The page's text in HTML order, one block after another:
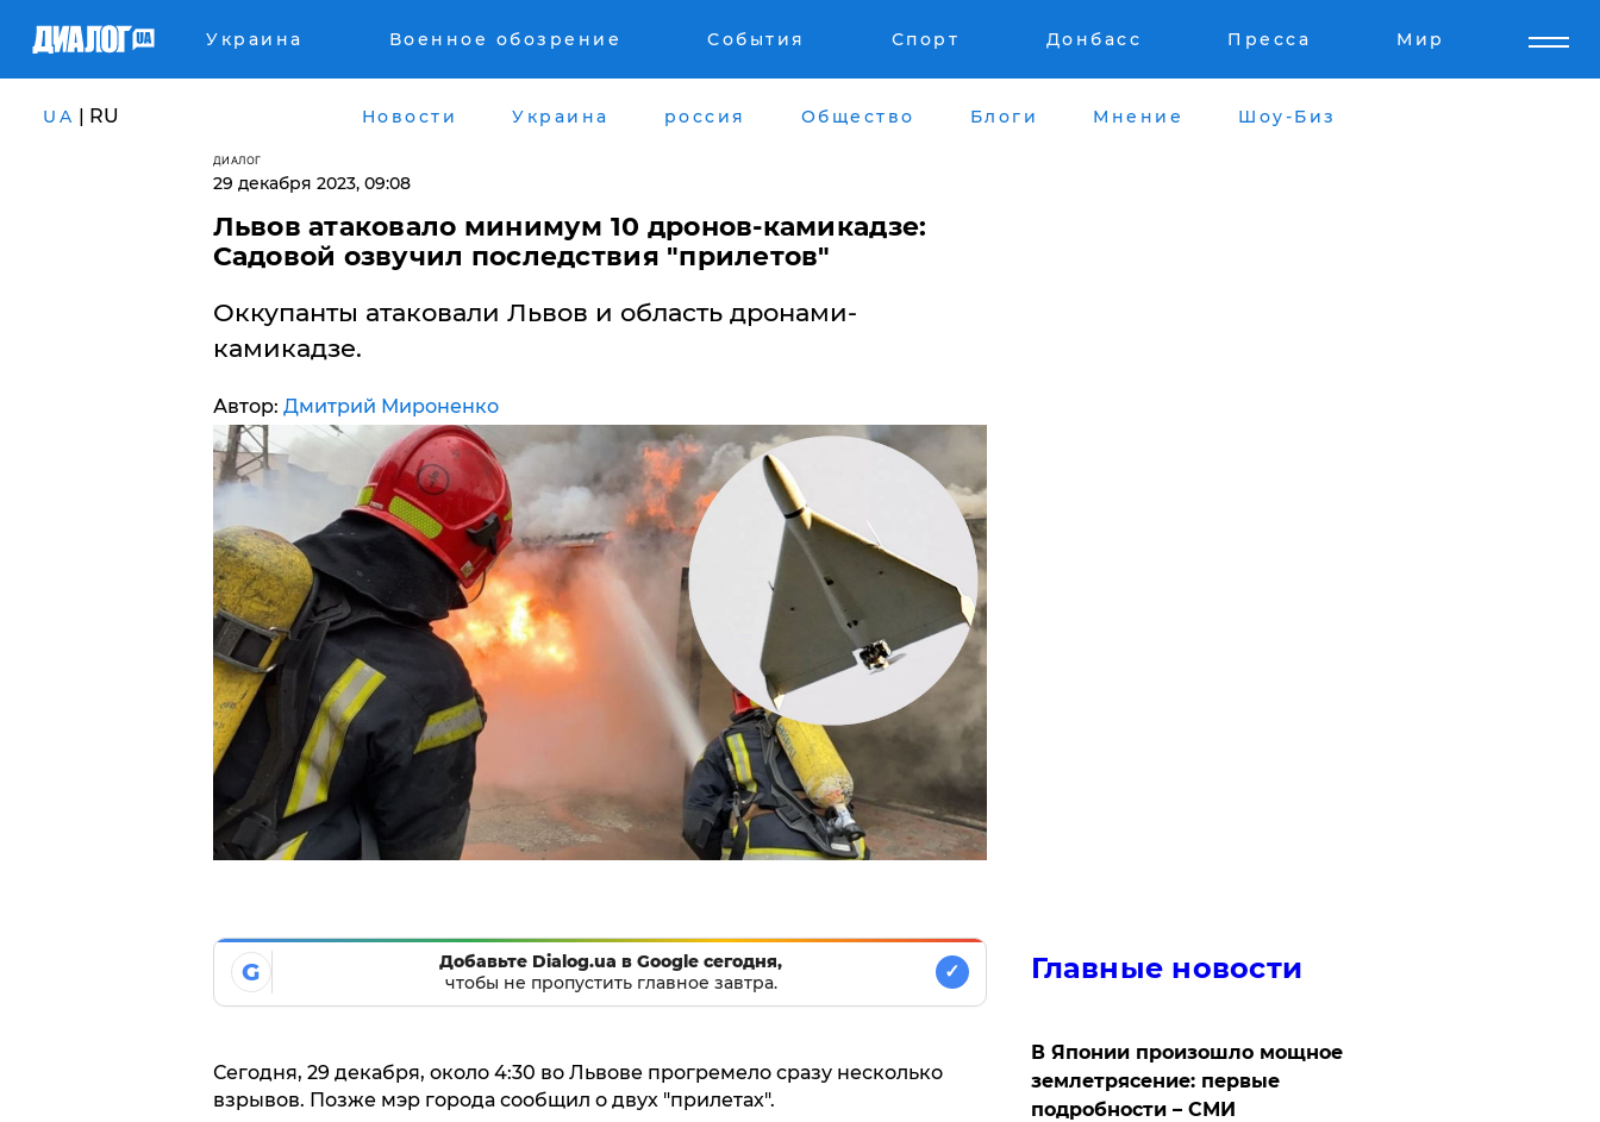
Украина Военное обозрение События Спорт Донбасс Пресса Мир
UA | RU Новости Украина россия Общество Блоги Мнение Шоу-Биз
ДИАЛОГ
29 декабря 2023, 09:08
​Львов атаковало минимум 10 дронов-камикадзе:
Садовой озвучил последствия "прилетов"
Оккупанты атаковали Львов и область дронами-
камикадзе.
Автор: Дмитрий Мироненко
G
Добавьте Dialog.ua в Google сегодня,
чтобы не пропустить главное завтра.
✓
Сегодня, 29 декабря, около 4:30 во Львове прогремело сразу несколько
взрывов. Позже мэр города сообщил о двух "прилетах".
Главные новости
В Японии произошло мощное
землетрясение: первые
подробности – СМИ